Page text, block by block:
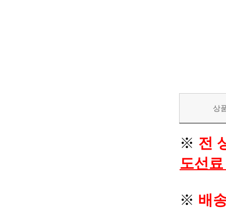
상
※ 전
도선
※ 배